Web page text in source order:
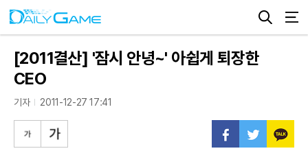
[2011결산] '잠시 안녕~' 아쉽게 퇴장한
CEO
기자 2011-12-27 17:41